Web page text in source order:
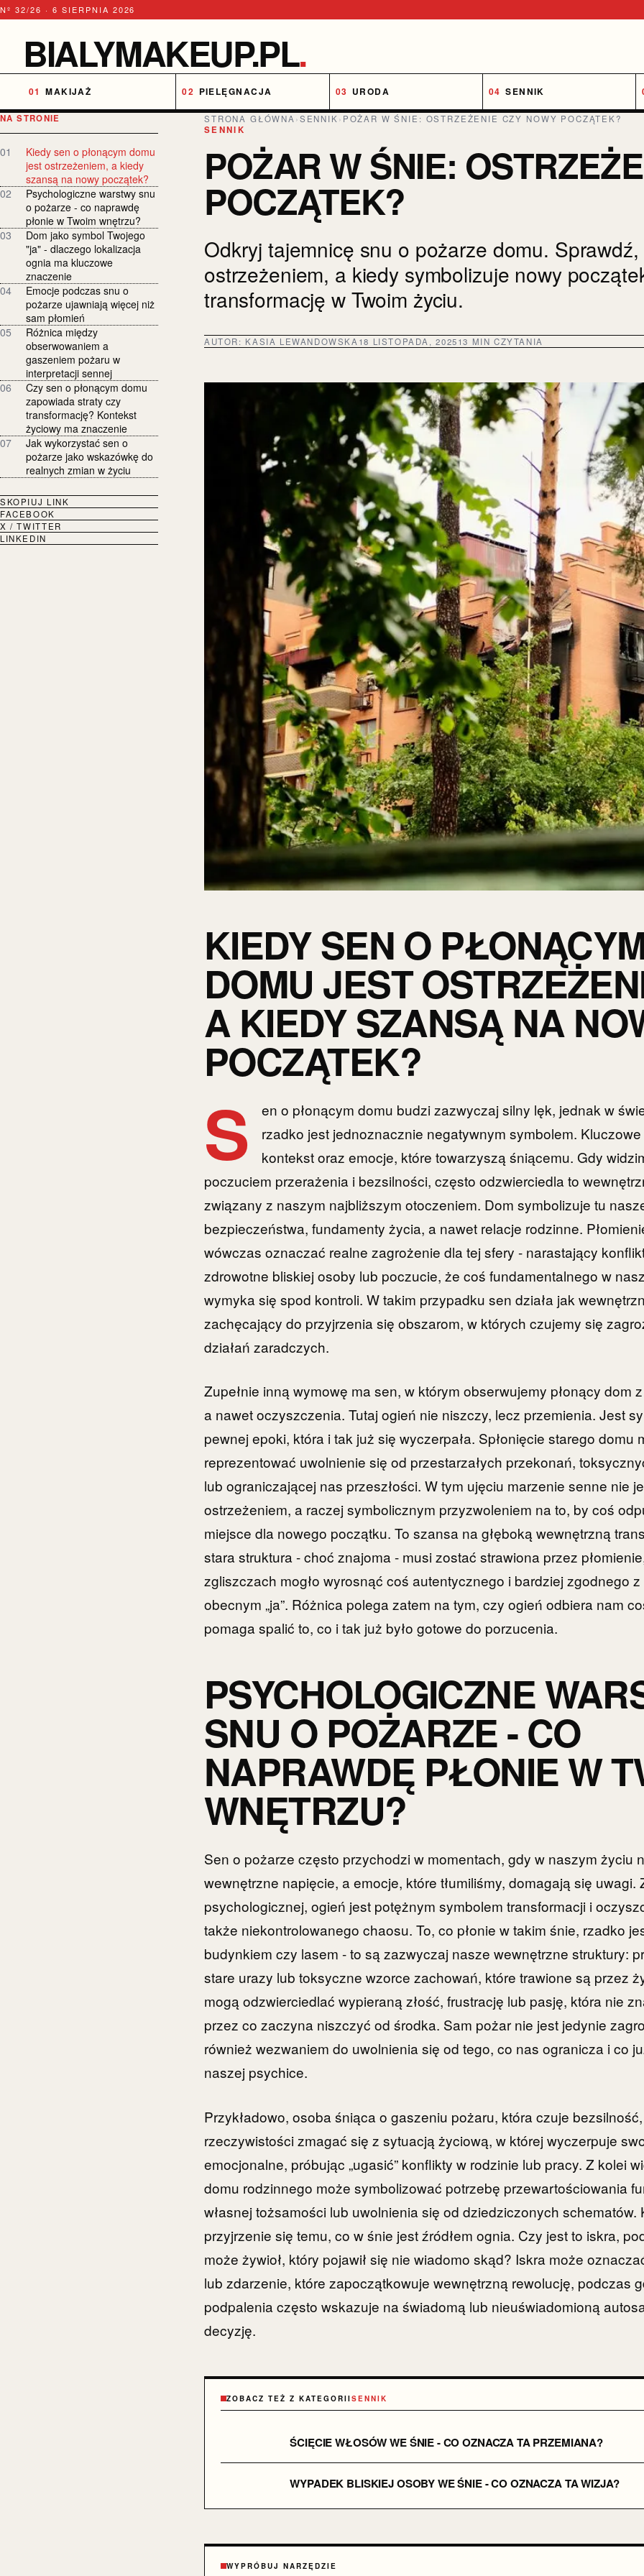
Nº 32/26 · 6 SIERPNIA 2026
BIALYMAKEUP.PL.
MAKIJAŻ PIELĘGNACJA URODA SENNIK
NA STRONIE
01
Kiedy sen o płonącym domu
jest ostrzeżeniem, a kiedy
szansą na nowy początek?
02
Psychologiczne warstwy snu
o pożarze - co naprawdę
płonie w Twoim wnętrzu?
03
Dom jako symbol Twojego
"ja" - dlaczego lokalizacja
ognia ma kluczowe
znaczenie
04
Emocje podczas snu o
pożarze ujawniają więcej niż
sam płomień
05
Różnica między
obserwowaniem a
gaszeniem pożaru w
interpretacji sennej
06
Czy sen o płonącym domu
zapowiada straty czy
transformację? Kontekst
życiowy ma znaczenie
07
Jak wykorzystać sen o
pożarze jako wskazówkę do
realnych zmian w życiu
SKOPIUJ LINK
FACEBOOK
X / TWITTER
LINKEDIN
STRONA GŁÓWNA ›SENNIK › POŻAR W ŚNIE: OSTRZEŻENIE CZY NOWY POCZĄTEK?
SENNIK
POŻAR W ŚNIE:
POCZĄTEK?
Odkryj tajemnicę snu o pożarze domu.
ostrzeżeniem, a kiedy symbolizuje nowy
transformację w Twoim życiu.
AUTOR: KASIA LEWANDOWSKA 18 LISTOPADA, 202513 MIN CZYTANIA
KIEDY SEN O
DOMU JEST
A KIEDY SZANSĄ NA
POCZĄTEK?
S
en o płonącym domu budzi zazwyczaj silny lęk, jednak w
rzadko jest jednoznacznie negatywnym symbolem.
kontekst oraz emocje, które towarzyszą śniącemu. Gdy
poczuciem przerażenia i bezsilności, często odzwierciedla to
związany z naszym najbliższym otoczeniem. Dom symbolizuje tu
bezpieczeństwa, fundamenty życia, a nawet relacje rodzinne.
wówczas oznaczać realne zagrożenie dla tej sfery - narastający
zdrowotne bliskiej osoby lub poczucie, że coś fundamentalnego w
wymyka się spod kontroli. W takim przypadku sen działa jak
zachęcający do przyjrzenia się obszarom, w których czujemy się
działań zaradczych.
Zupełnie inną wymowę ma sen, w którym obserwujemy płonący dom
a nawet oczyszczenia. Tutaj ogień nie niszczy, lecz przemienia. Jest
pewnej epoki, która i tak już się wyczerpała. Spłonięcie starego domu
reprezentować uwolnienie się od przestarzałych przekonań,
lub ograniczającej nas przeszłości. W tym ujęciu marzenie senne nie
ostrzeżeniem, a raczej symbolicznym przyzwoleniem na to, by coś
miejsce dla nowego początku. To szansa na głęboką wewnętrzną
stara struktura - choć znajoma - musi zostać strawiona przez
zgliszczach mogło wyrosnąć coś autentycznego i bardziej zgodnego
obecnym „ja”. Różnica polega zatem na tym, czy ogień odbiera nam
pomaga spalić to, co i tak już było gotowe do porzucenia.
PSYCHOLOGICZNE
SNU O POŻARZE - CO
NAPRAWDĘ PŁONIE W
WNĘTRZU?
Sen o pożarze często przychodzi w momentach, gdy w naszym życiu
wewnętrzne napięcie, a emocje, które tłumiliśmy, domagają się uwagi.
psychologicznej, ogień jest potężnym symbolem transformacji i
także niekontrolowanego chaosu. To, co płonie w takim śnie, rzadko
budynkiem czy lasem - to są zazwyczaj nasze wewnętrzne struktury:
stare urazy lub toksyczne wzorce zachowań, które trawione są przez
mogą odzwierciedlać wypieraną złość, frustrację lub pasję, która nie
przez co zaczyna niszczyć od środka. Sam pożar nie jest jedynie
również wezwaniem do uwolnienia się od tego, co nas ogranicza i co
naszej psychice.
Przykładowo, osoba śniąca o gaszeniu pożaru, która czuje
rzeczywistości zmagać się z sytuacją życiową, w której wyczerpuje
emocjonalne, próbując „ugasić” konflikty w rodzinie lub pracy. Z kolei
domu rodzinnego może symbolizować potrzebę przewartościowania
własnej tożsamości lub uwolnienia się od dziedziczonych schematów.
przyjrzenie się temu, co w śnie jest źródłem ognia. Czy jest to iskra,
może żywioł, który pojawił się nie wiadomo skąd? Iskra może
lub zdarzenie, które zapoczątkowuje wewnętrzną rewolucję, podczas
podpalenia często wskazuje na świadomą lub nieuświadomioną
decyzję.
ZOBACZ TEŻ Z KATEGORIISENNIK
ŚCIĘCIE WŁOSÓW WE ŚNIE - CO OZNACZA TA PRZEMIANA?
WYPADEK BLISKIEJ OSOBY WE ŚNIE - CO OZNACZA TA WIZJA?
WYPRÓBUJ NARZĘDZIE